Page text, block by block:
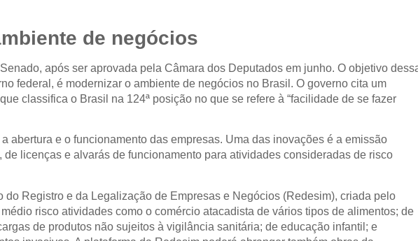
de negócios
após ser aprovada pela Câmara dos Deputados em junho. O objetivo
federal, é modernizar o ambiente de negócios no Brasil. O governo cita um
classifica o Brasil na 124ª posição no que se refere à “facilidade de se fazer
abertura e o funcionamento das empresas. Uma das inovações é a emissão
licenças e alvarás de funcionamento para atividades consideradas de risco
Registro e da Legalização de Empresas e Negócios (Redesim), criada pelo
risco atividades como o comércio atacadista de vários tipos de alimentos; de
de produtos não sujeitos à vigilância sanitária; de educação infantil; e